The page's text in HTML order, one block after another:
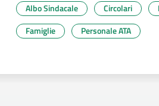
Albo Sindacale Circolari
Famiglie
Personale ATA